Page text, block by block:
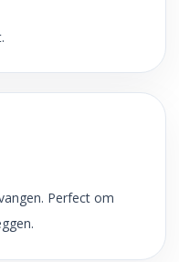
Perfect om